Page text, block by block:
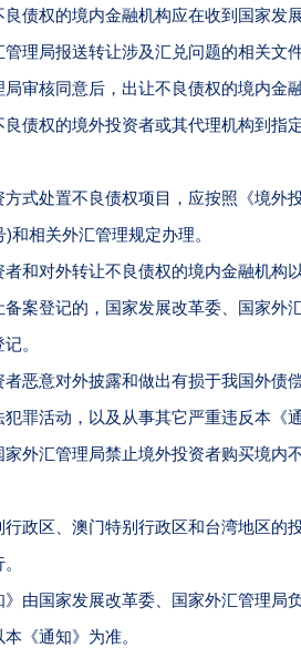
权的境内金融机构应在收到国家发
理局报送转让涉及汇兑问题的相关文
审核同意后，出让不良债权的境内金
良债权的境外投资者或其代理机构到指
处置不良债权项目，应按照《境外投
和相关外汇管理规定办理。
对外转让不良债权的境内金融机构
案登记的，国家发展改革委、国家外
。
意对外披露和做出有损于我国外债
罪活动，以及从事其它严重违反本《
外汇管理局禁止境外投资者购买境内
区、澳门特别行政区和台湾地区的
国家发展改革委、国家外汇管理局
《通知》为准。